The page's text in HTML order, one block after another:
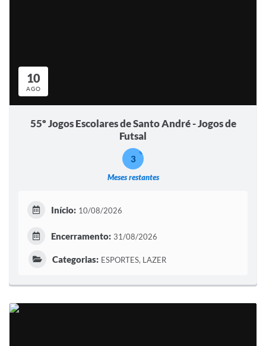
10
AGO
55º Jogos Escolares de Santo André - Jogos de
Futsal
Meses restantes
3
Início: 10/08/2026
Encerramento: 31/08/2026
Categorias: ESPORTES, LAZER